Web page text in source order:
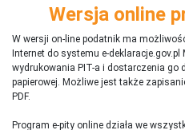
Wersja online
W wersji on-line podatnik ma
Internet do systemu e-
wydrukowania PIT-a i dostarczenia go
papierowej. Możliwe jest także
PDF.
Program e-pity online działa we